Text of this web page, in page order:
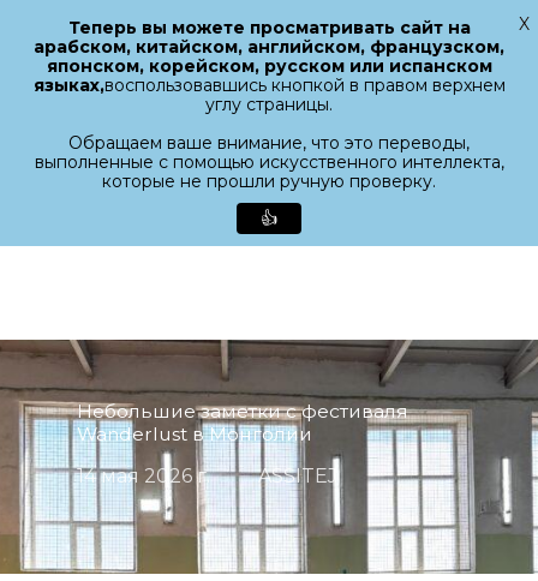
содержанию
поиск
Меню
Небольшие заметки с фестиваля
Wanderlust в Монголии
14 мая 2026 г.
ASSITEJ
меню
Теперь вы можете просматривать сайт на
арабском, китайском, английском, французском,
японском, корейском, русском или испанском
языках,воспользовавшись кнопкой в правом верхнем
углу страницы.
Обращаем ваше внимание, что это переводы,
выполненные с помощью искусственного интеллекта,
которые не прошли ручную проверку.
👍
X